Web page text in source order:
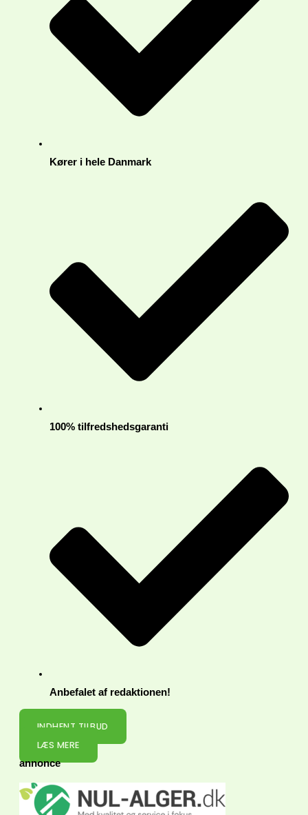
Kører i hele Danmark
100% tilfredshedsgaranti
Anbefalet af redaktionen!
INDHENT TILBUD
LÆS MERE
annonce